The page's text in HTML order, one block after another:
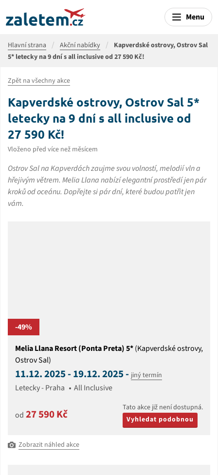
Menu
Hlavní strana Akční nabídky
Kapverdské ostrovy, Ostrov Sal
5* letecky na 9 dní s all inclusive od 27 590 Kč!
Zpět na všechny akce
Kapverdské ostrovy, Ostrov Sal 5*
letecky na 9 dní s all inclusive od
27 590 Kč!
Vloženo před více než měsícem
Ostrov Sal na Kapverdách zaujme svou volností, melodií vln a
hřejivým větrem. Melia Llana nabízí elegantní prostředí jen pár
kroků od oceánu. Dopřejte si pár dní, které budou patřit jen
vám.
-49%
Melia Llana Resort (Ponta Preta) 5*(Kapverdské ostrovy,
Ostrov Sal)
11.12. 2025 - 19.12. 2025 - jiný termín
Letecky - Praha All Inclusive
od 27 590 Kč
Tato akce již není dostupná.
Vyhledat podobnou
Zobrazit náhled akce